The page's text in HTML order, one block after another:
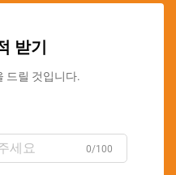
받기
드릴 것입니다.
0/100